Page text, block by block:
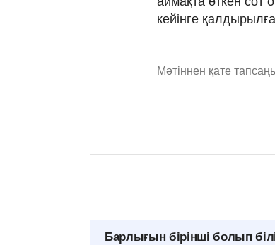
кейінге
Мәтіннен қате
Барлығын бірінші болып